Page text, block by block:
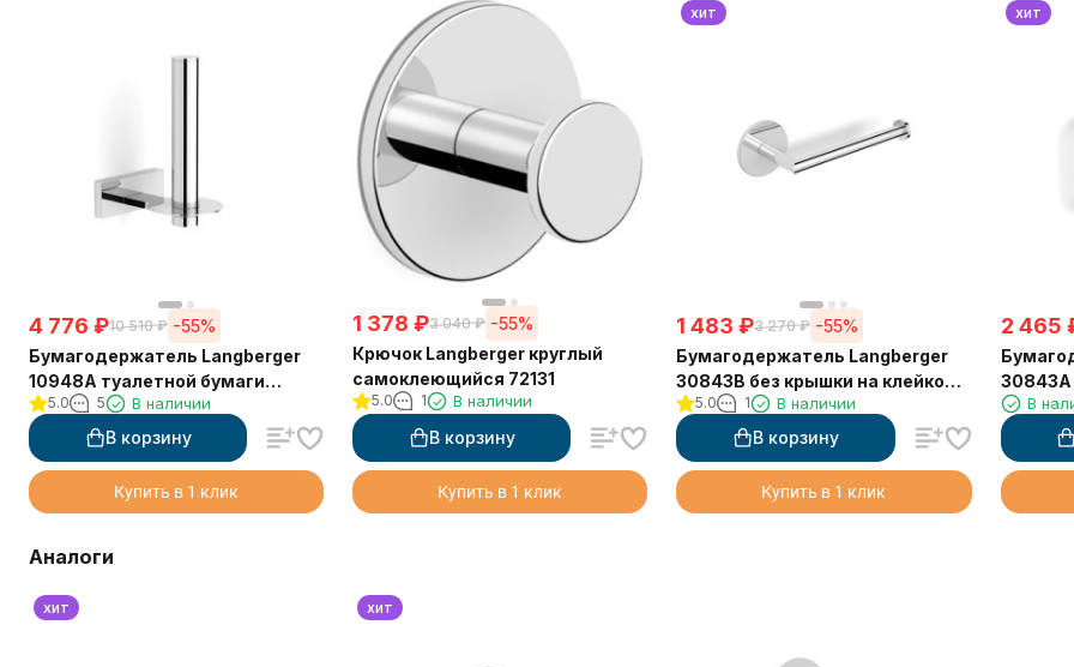
4 776 ₽10 510 ₽ -55%
Бумагодержатель Langberger
10948A туалетной бумаги
вертикальный
5.0 5 В наличии
В корзину
Купить в 1 клик
1 378 ₽3 040 ₽ -55%
Крючок Langberger круглый
самоклеющийся 72131
5.0 1 В наличии
В корзину
Купить в 1 клик
хит
1 483 ₽3 270 ₽ -55%
Бумагодержатель Langberger
30843B без крышки на клейкой
основе 3М
5.0 1 В наличии
В корзину
Купить в 1 клик
хит
2 465
30843A
основе
В
Аналоги
хит хит